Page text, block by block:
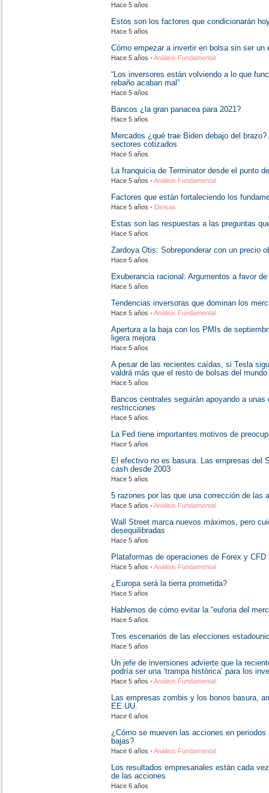
Hace 5 años
Estos son los factores que condicionarán
Hace 5 años
Cómo empezar a invertir en bolsa sin ser
Hace 5 años • Análisis Fundamental
“Los inversores están volviendo a lo que
rebaño acaban mal”
Hace 5 años
Bancos ¿la gran panacea para 2021?
Hace 5 años
Mercados ¿qué trae Biden debajo del
sectores cotizados
Hace 5 años
La franquicia de Terminator desde el punto
Hace 5 años • Análisis Fundamental
Factores que están fortaleciendo los
Hace 5 años • Divisas
Estas son las respuestas a las preguntas
Hace 5 años
Zardoya Otis: Sobreponderar con un precio
Hace 5 años
Exuberancia racional: Argumentos a favor
Hace 5 años
Tendencias inversoras que dominan los
Hace 5 años • Análisis Fundamental
Apertura a la baja con los PMIs de
ligera mejora
Hace 5 años
A pesar de las recientes caídas, si Tesla
valdrá más que el resto de bolsas del mundo
Hace 5 años
Bancos centrales seguirán apoyando a
restricciones
Hace 5 años
La Fed tiene importantes motivos de
Hace 5 años
El efectivo no es basura. Las empresas del
cash desde 2003
Hace 5 años
5 razones por las que una corrección de las
Hace 5 años • Análisis Fundamental
Wall Street marca nuevos máximos, pero
desequilibradas
Hace 5 años
Plataformas de operaciones de Forex y CFD
Hace 5 años • Análisis Fundamental
¿Europa será la tierra prometida?
Hace 5 años
Hablemos de cómo evitar la “euforia del
Hace 5 años
Tres escenarios de las elecciones
Hace 5 años
Un jefe de inversiones advierte que la
podría ser una ‘trampa histórica’ para los
Hace 5 años • Análisis Fundamental
Las empresas zombis y los bonos basura,
EE.UU.
Hace 6 años
¿Cómo se mueven las acciones en
bajas?
Hace 6 años • Análisis Fundamental
Los resultados empresariales están cada
de las acciones
Hace 6 años